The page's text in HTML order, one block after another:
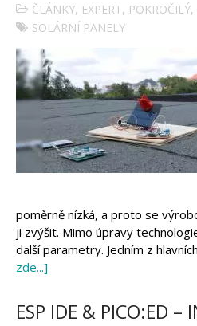
ČLÁNKY, EXPERT, POKROČILÝ,
SOLÁRNÍ PANELY
poměrně nízká, a proto se
ji zvýšit. Mimo úpravy
další parametry. Jedním z
zde...]
ESP IDE & PICO:ED –